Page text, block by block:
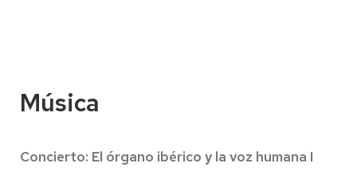
Música
Concierto: El órgano ibérico y la voz humana I